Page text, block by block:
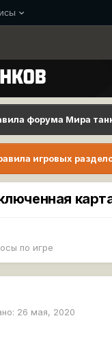
форума Мира
игровых
по игре
26 мая, 2020